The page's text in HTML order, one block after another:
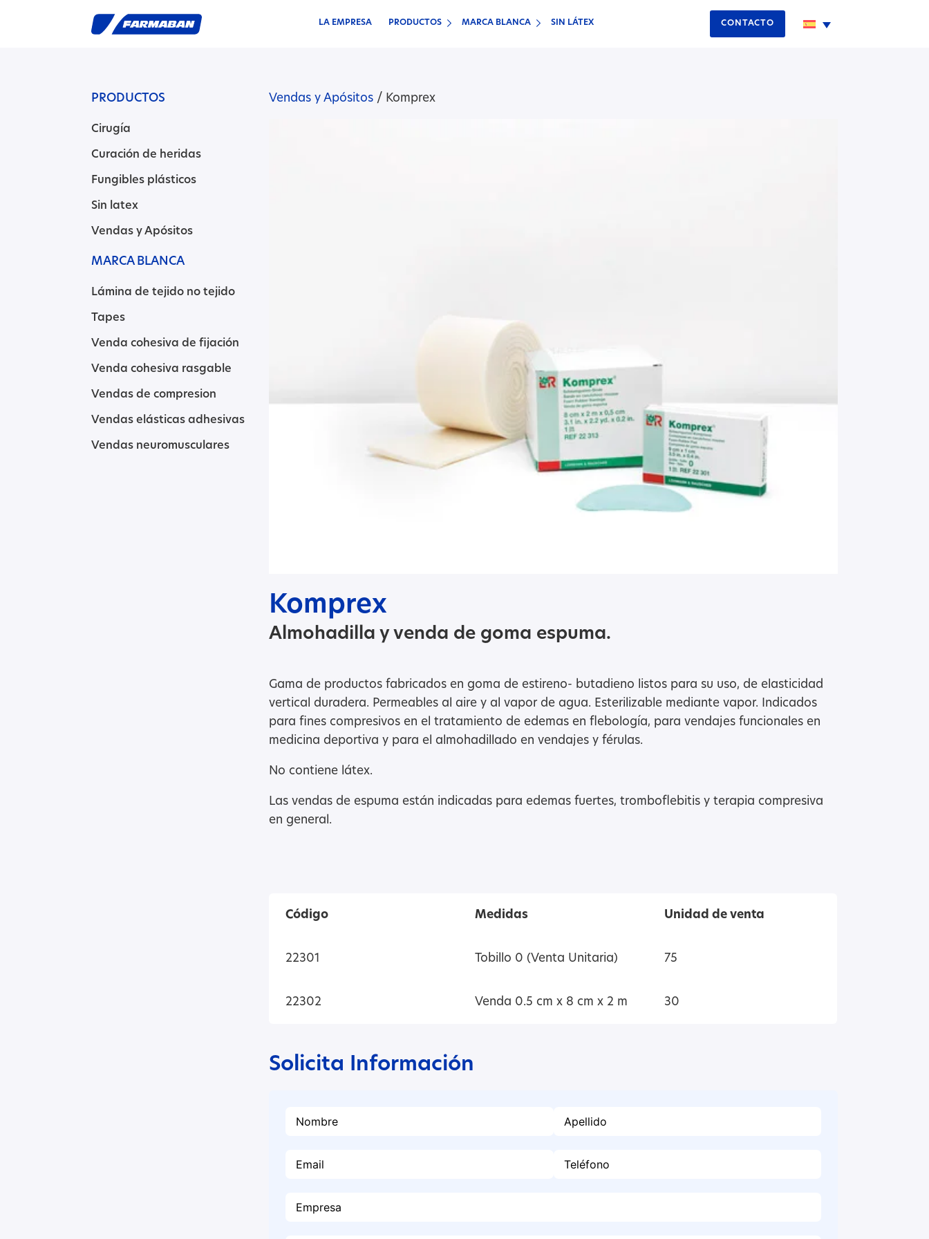
LA EMPRESA PRODUCTOS MARCA BLANCA SIN LÁTEX CONTACTO
PRODUCTOS
Cirugía
Curación de heridas
Fungibles plásticos
Sin latex
Vendas y Apósitos
MARCA BLANCA
Lámina de tejido no tejido
Tapes
Venda cohesiva de fijación
Venda cohesiva rasgable
Vendas de compresion
Vendas elásticas adhesivas
Vendas neuromusculares
Vendas y Apósitos / Komprex
Komprex
Almohadilla y venda de goma espuma.
Gama de productos fabricados en goma de estireno- butadieno listos para su uso, de elasticidad
vertical duradera. Permeables al aire y al vapor de agua. Esterilizable mediante vapor. Indicados
para fines compresivos en el tratamiento de edemas en flebología, para vendajes funcionales en
medicina deportiva y para el almohadillado en vendajes y férulas.
No contiene látex.
Las vendas de espuma están indicadas para edemas fuertes, tromboflebitis y terapia compresiva
en general.
Código Medidas Unidad de venta
22301 Tobillo 0 (Venta Unitaria) 75
22302 Venda 0.5 cm x 8 cm x 2 m 30
Solicita Información